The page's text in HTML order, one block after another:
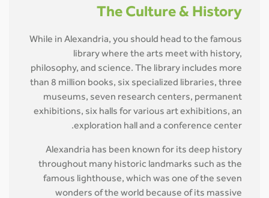
The Culture & History
While in Alexandria, you should head to the famous
library where the arts meet with history,
philosophy, and science. The library includes more
than 8 million books, six specialized libraries, three
museums, seven research centers, permanent
exhibitions, six halls for various art exhibitions, an
exploration hall and a conference center.
Alexandria has been known for its deep history
throughout many historic landmarks such as the
famous lighthouse, which was one of the seven
wonders of the world because of its massive